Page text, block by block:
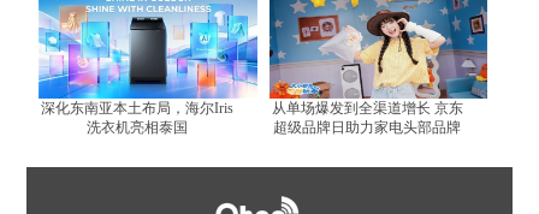
深化东南亚本土布局，海尔Iris
洗衣机亮相泰国
从单场爆发到全渠道增长 京东
超级品牌日助力家电头部品牌